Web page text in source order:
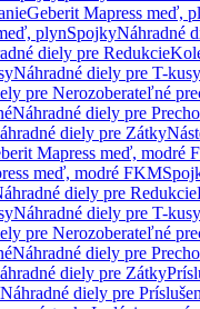
Geberit Mapress meď,
plynSpojkyNáhradné
diely pre Redukcie
Náhradné diely pre T-kusy
pre Nerozoberateľné
Náhradné diely pre
diely pre Zátky
Mapress meď, modré
meď, modré FKM
diely pre Redukcie
Náhradné diely pre T-kusy
pre Nerozoberateľné
Náhradné diely pre
diely pre Zátky
Náhradné diely pre